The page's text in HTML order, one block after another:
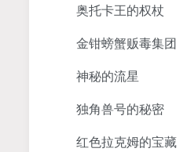
奥托卡王的权杖
金钳螃蟹贩毒集团
神秘的流星
独角兽号的秘密
红色拉克姆的宝藏